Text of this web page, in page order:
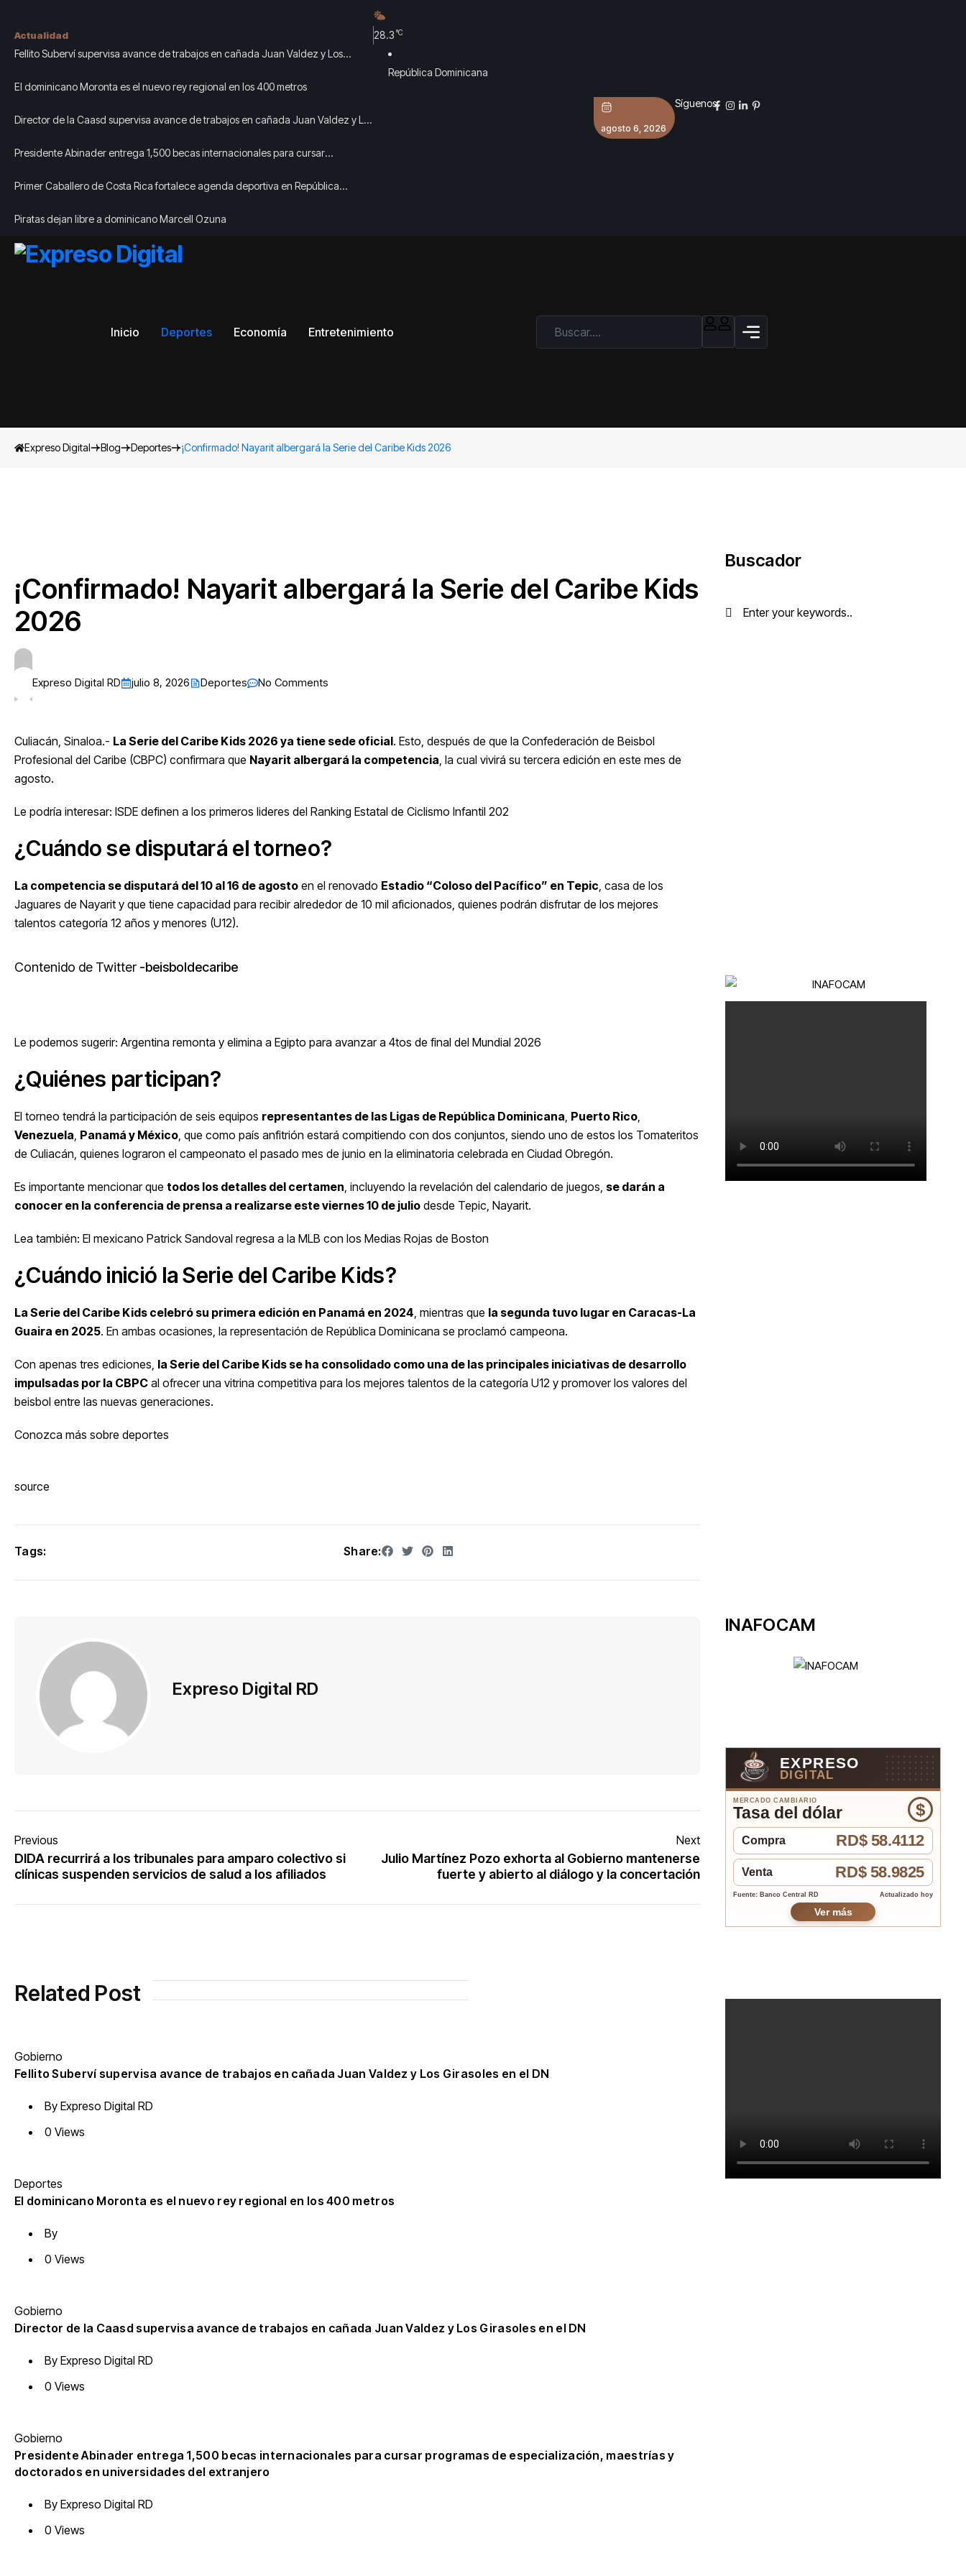
Actualidad
Fellito Suberví supervisa avance de trabajos en cañada Juan Valdez y Los
El dominicano Moronta es el nuevo rey regional en los 400 metros
Director de la Caasd supervisa avance de trabajos en cañada Juan Valdez y Los
Presidente Abinader entrega 1,500 becas internacionales para cursar
extranjero
Primer Caballero de Costa Rica fortalece agenda deportiva en República
Piratas dejan libre a dominicano Marcell Ozuna
28.3 °C
República Dominicana
agosto 6, 2026
Síguenos:
Inicio Deportes Economía Entretenimiento
Expreso Digital Blog Deportes ¡Confirmado! Nayarit albergará la Serie del Caribe Kids 2026
¡Confirmado! Nayarit albergará la Serie del Caribe Kids
2026
Expreso Digital RD julio 8, 2026 Deportes No Comments
Culiacán, Sinaloa.- La Serie del Caribe Kids 2026 ya tiene sede oficial. Esto, después de que la Confederación de Beisbol
Profesional del Caribe (CBPC) confirmara que Nayarit albergará la competencia, la cual vivirá su tercera edición en este mes de
agosto.
Le podría interesar: ISDE definen a los primeros lideres del Ranking Estatal de Ciclismo Infantil 202
¿Cuándo se disputará el torneo?
La competencia se disputará del 10 al 16 de agosto en el renovado Estadio “Coloso del Pacífico” en Tepic, casa de los
Jaguares de Nayarit y que tiene capacidad para recibir alrededor de 10 mil aficionados, quienes podrán disfrutar de los mejores
talentos categoría 12 años y menores (U12).
Contenido de Twitter beisboldecaribe
Le podemos sugerir: Argentina remonta y elimina a Egipto para avanzar a 4tos de final del Mundial 2026
¿Quiénes participan?
El torneo tendrá la participación de seis equipos representantes de las Ligas de República Dominicana, Puerto Rico,
Venezuela, Panamá y México, que como país anfitrión estará compitiendo con dos conjuntos, siendo uno de estos los Tomateritos
de Culiacán, quienes lograron el campeonato el pasado mes de junio en la eliminatoria celebrada en Ciudad Obregón.
Es importante mencionar que todos los detalles del certamen, incluyendo la revelación del calendario de juegos, se darán a
conocer en la conferencia de prensa a realizarse este viernes 10 de julio desde Tepic, Nayarit.
Lea también: El mexicano Patrick Sandoval regresa a la MLB con los Medias Rojas de Boston
¿Cuándo inició la Serie del Caribe Kids?
La Serie del Caribe Kids celebró su primera edición en Panamá en 2024, mientras que la segunda tuvo lugar en Caracas-La
Guaira en 2025. En ambas ocasiones, la representación de República Dominicana se proclamó campeona.
Con apenas tres ediciones, la Serie del Caribe Kids se ha consolidado como una de las principales iniciativas de desarrollo
impulsadas por la CBPC al ofrecer una vitrina competitiva para los mejores talentos de la categoría U12 y promover los valores del
beisbol entre las nuevas generaciones.
Conozca más sobre deportes
source
Tags: Share:
Expreso Digital RD
Previous
DIDA recurrirá a los tribunales para amparo colectivo si
clínicas suspenden servicios de salud a los afiliados
Next
Julio Martínez Pozo exhorta al Gobierno mantenerse
fuerte y abierto al diálogo y la concertación
Related Post
Gobierno
Fellito Suberví supervisa avance de trabajos en cañada Juan Valdez y Los Girasoles en el DN
By Expreso Digital RD
0 Views
Deportes
El dominicano Moronta es el nuevo rey regional en los 400 metros
By
0 Views
Gobierno
Director de la Caasd supervisa avance de trabajos en cañada Juan Valdez y Los Girasoles en el DN
By Expreso Digital RD
0 Views
Gobierno
Presidente Abinader entrega 1,500 becas internacionales para cursar programas de especialización, maestrías y
doctorados en universidades del extranjero
By Expreso Digital RD
0 Views
Buscador
INAFOCAM
EXPRESO
DIGITAL
MERCADO CAMBIARIO
Tasa del dólar $
Compra RD$ 58.4112
Venta RD$ 58.9825
Fuente: Banco Central RD Actualizado hoy
Ver más